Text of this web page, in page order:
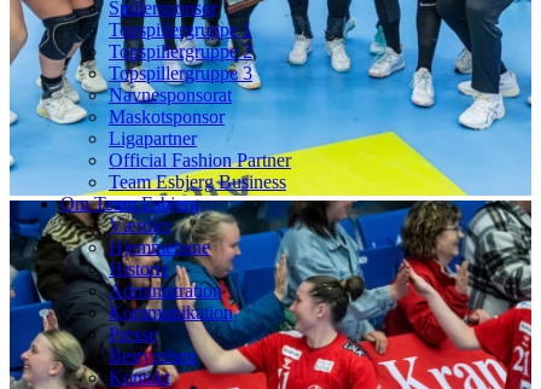
Spillersponsor
Topspillergruppe 1
Topspillergruppe 2
Topspillergruppe 3
Navnesponsorat
Maskotsponsor
Ligapartner
Official Fashion Partner
Team Esbjerg Business
Om Team Esbjerg
Værdier
Hjemmebane
Historie
Administration
Kommunikation
Presse
Bestyrelsen
Kontakt